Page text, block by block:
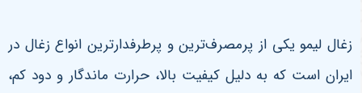
زغال لیمو یکی از پرمصرف‌ترین و پرطرفدارترین انواع زغال در
ایران است که به دلیل کیفیت بالا، حرارت ماندگار و دود کم،